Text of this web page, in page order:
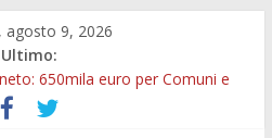
agosto 9, 2026
Ultimo:
650mila euro per Comuni e
2,5 milioni per formare